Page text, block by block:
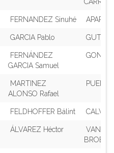
FERNANDEZ Sinuhé
GARCIA Pablo
FERNÁNDEZ
GARCIA Samuel
MARTINEZ
ALONSO Rafael
FELDHOFFER Bálint CALVO
ÁLVAREZ Héctor
VAN
BROEK